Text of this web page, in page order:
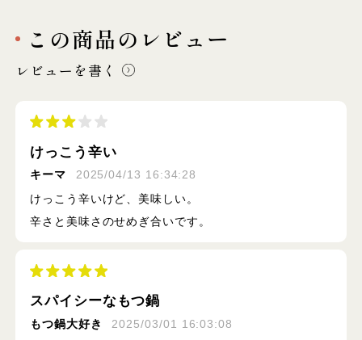
この商品のレビュー
レビューを書く
けっこう辛い
キーマ
2025/04/13 16:34:28
けっこう辛いけど、美味しい。
辛さと美味さのせめぎ合いです。
スパイシーなもつ鍋
もつ鍋大好き
2025/03/01 16:03:08